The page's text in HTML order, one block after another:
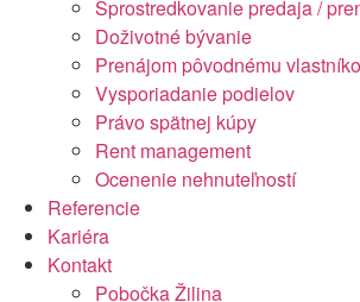
Sprostredkovanie predaja /
Doživotné bývanie
Prenájom pôvodnému
Vysporiadanie podielov
Právo spätnej kúpy
Rent management
Ocenenie nehnuteľností
Referencie
Kariéra
Kontakt
Pobočka Žilina